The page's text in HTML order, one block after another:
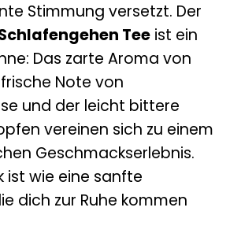
Stimmung versetzt. Der
Tee ist ein
Das zarte Aroma von
Note von
und der leicht bittere
vereinen sich zu einem
Geschmackserlebnis.
ist wie eine sanfte
dich zur Ruhe kommen